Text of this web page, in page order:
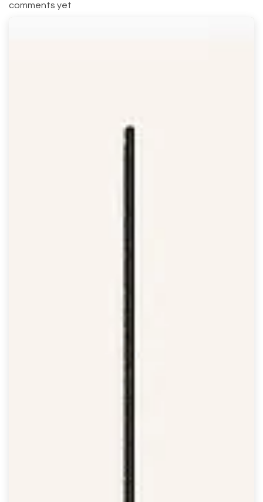
comments yet